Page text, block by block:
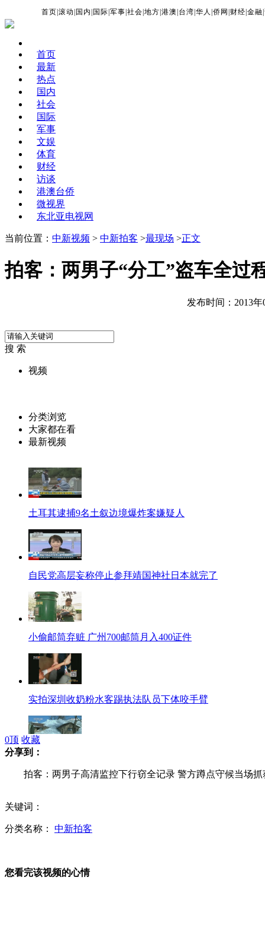
首页 |滚动 国内 国际 |军事 |社会 |地方 |港澳 台湾 |华人 |侨网 财经 |金融 |
首页
最新
热点
国内
社会
国际
军事
文娱
体育
财经
访谈
港澳台侨
微视界
东北亚电视网
当前位置： 中新视频 > 中新拍客 >最现场 >正文
拍客：两男子“分工”盗车全过
发布时间：2013年
搜 索
视频
分类浏览
大家都在看
最新视频
土耳其逮捕9名土叙边境爆炸案嫌疑人
自民党高层妄称停止参拜靖国神社日本就完了
小偷邮筒弃赃 广州700邮筒月入400证件
实拍深圳收奶粉水客踢执法队员下体咬手臂
马英九探视渔民死者家属 承诺还公道
0顶 收藏
分享到：
拍客：两男子高清监控下行窃全记录 警方蹲点守候当场抓
关键词：
分类名称： 中新拍客
您看完该视频的心情